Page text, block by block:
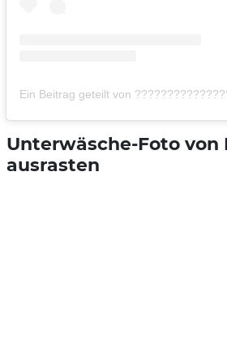
Ein Beitrag geteilt von
Unterwäsche-Foto
ausrasten